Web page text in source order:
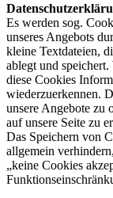
Es werden sog.
unseres Angebots
kleine Textdateien,
ablegt und speichert.
diese Cookies
wiederzuerkennen.
unsere Angebote zu
auf unsere Seite zu
Das Speichern von
allgemein
„keine Cookies